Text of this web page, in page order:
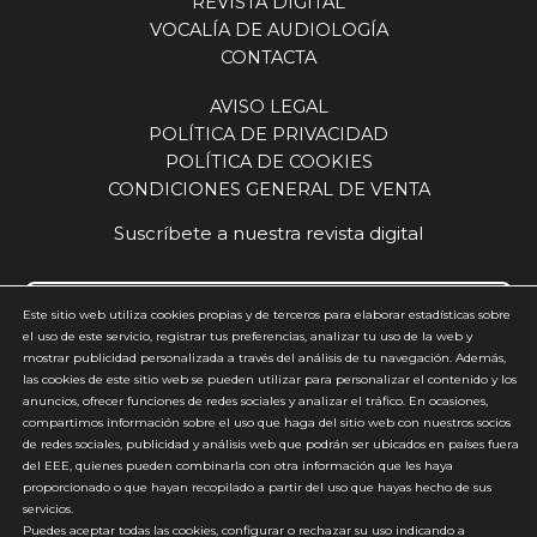
La presencia de Beltone en ExpoÓptica se apoya
en una trayectoria de más de tres décadas.
“Desde 1992 estamos aquí. Es un placer
compartir este espacio con el sector y mantener
una relación tan estrecha con profesionales y
compañeros”, destacaba Otero, subrayando el
valor de la continuidad y la fidelidad como base
de las relaciones construidas a lo largo del
tiempo. Esa cercanía con el profesional sigue
audioprotesistas son fieles al servicio, a la relación
y al conjunto de soluciones que les ofrecemos. El
audífono es solo una parte. Hay que dar
tecnología, formación, atención y
acompañamiento. Eso es lo que hemos hecho
siempre y lo que seguimos haciendo”, concluye.
VOCALÍA DE AUDIOLOGÍA
CONTACTA
AVISO LEGAL
POLÍTICA DE PRIVACIDAD
POLÍTICA DE COOKIES
CONDICIONES GENERAL DE VENTA
Suscríbete a nuestra revista digital
Acepto y estoy de acuerdo con lapolítica de privacidad(requerido)
*
Este sitio web utiliza cookies propias y de terceros para elaborar estadísticas sobre
el uso de este servicio, registrar tus preferencias, analizar tu uso de la web y
mostrar publicidad personalizada a través del análisis de tu navegación. Además,
las cookies de este sitio web se pueden utilizar para personalizar el contenido y los
anuncios, ofrecer funciones de redes sociales y analizar el tráfico. En ocasiones,
compartimos información sobre el uso que haga del sitio web con nuestros socios
de redes sociales, publicidad y análisis web que podrán ser ubicados en países fuera
del EEE, quienes pueden combinarla con otra información que les haya
proporcionado o que hayan recopilado a partir del uso que hayas hecho de sus
servicios.
Puedes aceptar todas las cookies, configurar o rechazar su uso indicando a